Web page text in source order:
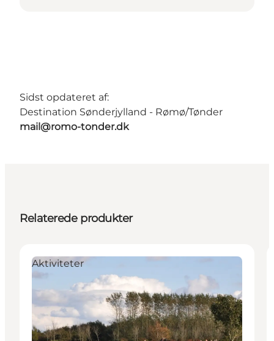
Sidst opdateret af:
Destination Sønderjylland - Rømø/Tønder
mail@romo-tonder.dk
Relaterede produkter
Aktiviteter